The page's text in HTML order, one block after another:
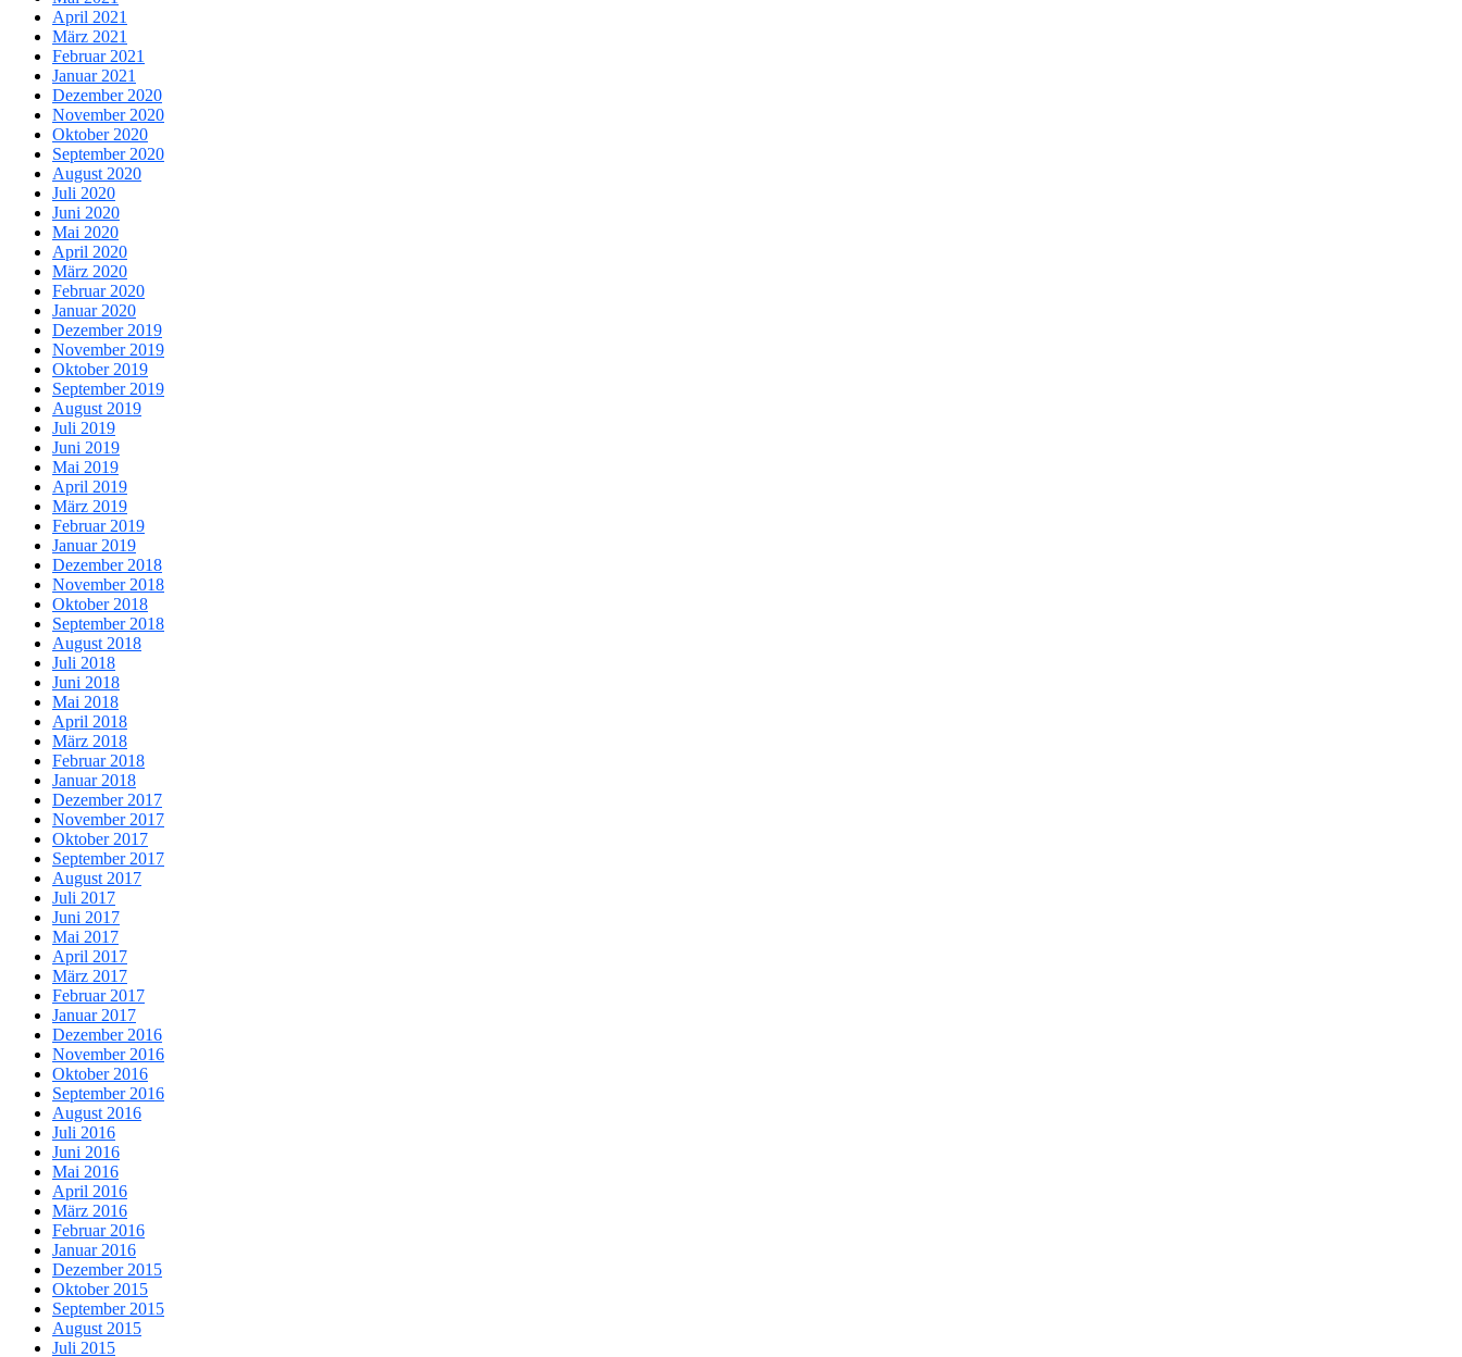
April 2021
März 2021
Februar 2021
Januar 2021
Dezember 2020
November 2020
Oktober 2020
September 2020
August 2020
Juli 2020
Juni 2020
Mai 2020
April 2020
März 2020
Februar 2020
Januar 2020
Dezember 2019
November 2019
Oktober 2019
September 2019
August 2019
Juli 2019
Juni 2019
Mai 2019
April 2019
März 2019
Februar 2019
Januar 2019
Dezember 2018
November 2018
Oktober 2018
September 2018
August 2018
Juli 2018
Juni 2018
Mai 2018
April 2018
März 2018
Februar 2018
Januar 2018
Dezember 2017
November 2017
Oktober 2017
September 2017
August 2017
Juli 2017
Juni 2017
Mai 2017
April 2017
März 2017
Februar 2017
Januar 2017
Dezember 2016
November 2016
Oktober 2016
September 2016
August 2016
Juli 2016
Juni 2016
Mai 2016
April 2016
März 2016
Februar 2016
Januar 2016
Dezember 2015
Oktober 2015
September 2015
August 2015
Juli 2015